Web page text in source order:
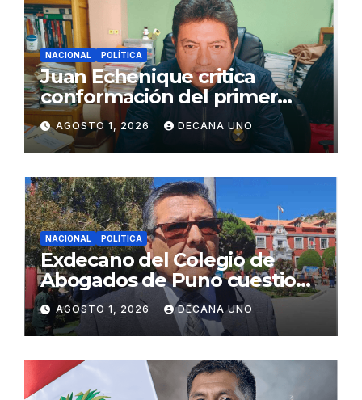
NACIONAL POLÍTICA
Juan Echenique critica
conformación del primer
gabinete ministerial de Keiko
Fujimori
AGOSTO 1, 2026 DECANA UNO
NACIONAL POLÍTICA
Exdecano del Colegio de
Abogados de Puno cuestiona
propuestas sobre seguridad
ciudadana
AGOSTO 1, 2026 DECANA UNO